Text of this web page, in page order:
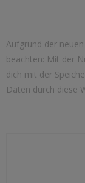
Aufgrund der
beachten: Mit der
dich mit der
Daten durch diese